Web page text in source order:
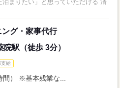
グ・家事代行
駅（徒歩 3分）
支給
） ※基本残業な...